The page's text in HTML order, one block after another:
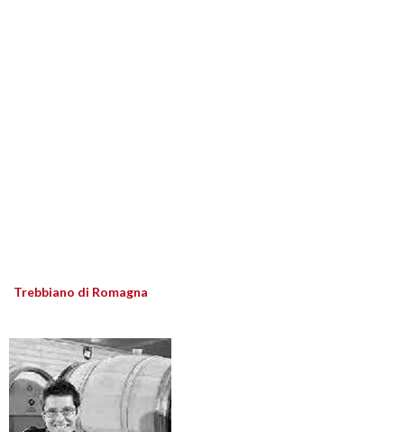
Trebbiano di Romagna